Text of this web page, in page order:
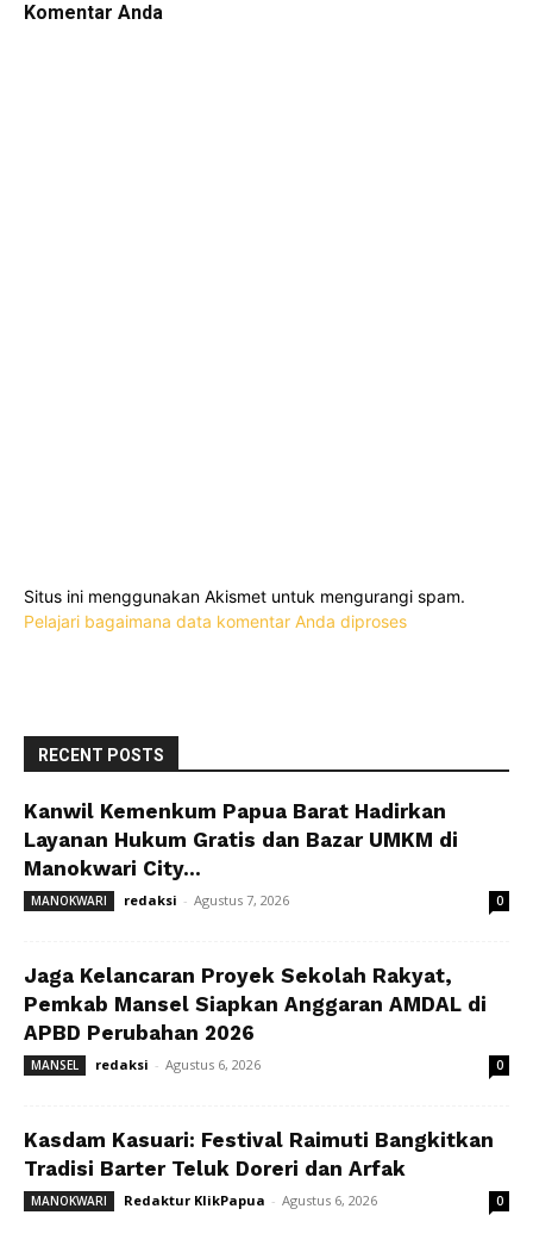
Komentar Anda
Situs ini menggunakan Akismet untuk mengurangi spam.
Pelajari bagaimana data komentar Anda diproses
RECENT POSTS
Kanwil Kemenkum Papua Barat Hadirkan
Layanan Hukum Gratis dan Bazar UMKM di
Manokwari City...
MANOKWARI redaksi - Agustus 7, 2026 0
Jaga Kelancaran Proyek Sekolah Rakyat,
Pemkab Mansel Siapkan Anggaran AMDAL di
APBD Perubahan 2026
MANSEL redaksi - Agustus 6, 2026 0
Kasdam Kasuari: Festival Raimuti Bangkitkan
Tradisi Barter Teluk Doreri dan Arfak
MANOKWARI Redaktur KlikPapua - Agustus 6, 2026 0